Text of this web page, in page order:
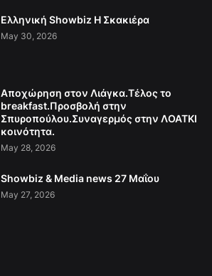
Ελληνική Showbiz Η Σκακιέρα
May 30, 2026
Αποχώρηση στον Λιάγκα.Τέλος το
breakfast.Προσβολή στην
Σπυροπούλου.Συναγερμός στην ΛΟΑΤΚΙ
κοινότητα.
May 28, 2026
Showbiz & Media news 27 Μαΐου
May 27, 2026